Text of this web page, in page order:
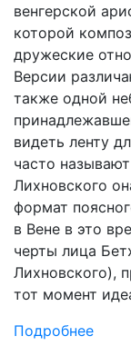
венгерской
которой
дружеские
Версии
также одной
видеть ленту
часто
Лихновского
формат
в Вене в это
черты лица
Лихновского),
тот момент
Подробнее